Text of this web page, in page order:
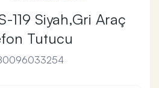
119 Siyah,Gri Araç
Tutucu